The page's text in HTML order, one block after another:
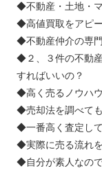
◆不動産・土地・
◆高値買取をアピ
◆不動産仲介の専
◆２、３件の不動
すればいいの？
◆高く売るノウハ
◆売却法を調べて
◆一番高く査定し
◆実際に売る流れ
◆自分が素人なの